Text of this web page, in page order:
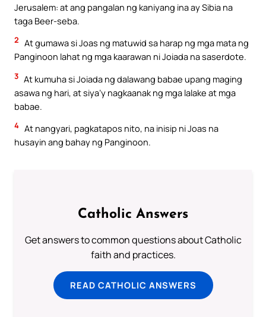
Jerusalem: at ang pangalan ng kaniyang ina ay Sibia na
taga Beer-seba.
2 At gumawa si Joas ng matuwid sa harap ng mga mata ng
Panginoon lahat ng mga kaarawan ni Joiada na saserdote.
3 At kumuha si Joiada ng dalawang babae upang maging
asawa ng hari, at siya’y nagkaanak ng mga lalake at mga
babae.
4 At nangyari, pagkatapos nito, na inisip ni Joas na
husayin ang bahay ng Panginoon.
Catholic Answers
Get answers to common questions about Catholic
faith and practices.
READ CATHOLIC ANSWERS